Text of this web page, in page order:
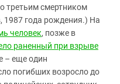
третьим смертником
1987 года рождения.) На
человек, позже в
раненный при взрыве
– еще один
погибших возросло до